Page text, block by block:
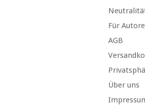
Für
AGB
Über uns